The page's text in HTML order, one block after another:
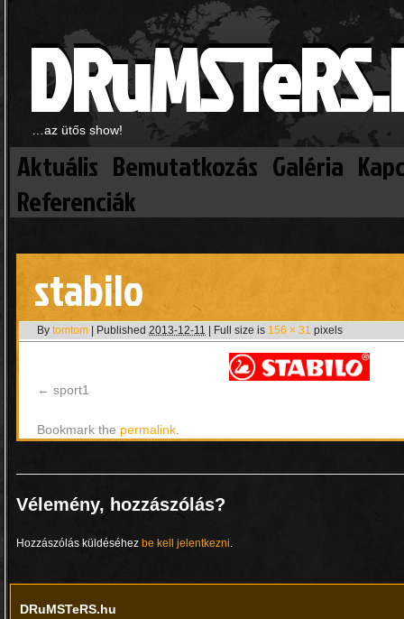
…az ütős show!
Aktuális Bemutatkozás Galéria
Referenciák
stabilo
By tomtom Published 2013-12-11 Full size is 156 × 31 pixels
sport1
Bookmark the permalink
Vélemény, hozzászólás?
Hozzászólás küldéséhez be kell jelentkezni.
DRuMSTeRS.hu